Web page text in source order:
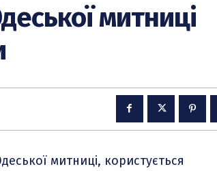
митниці
митниці, користується